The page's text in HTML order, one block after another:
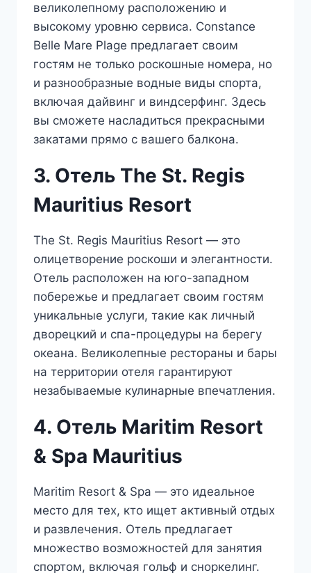
великолепному расположению и
высокому уровню сервиса. Constance
Belle Mare Plage предлагает своим
гостям не только роскошные номера, но
и разнообразные водные виды спорта,
включая дайвинг и виндсерфинг. Здесь
вы сможете насладиться прекрасными
закатами прямо с вашего балкона.
3. Отель The St. Regis
Mauritius Resort
The St. Regis Mauritius Resort — это
олицетворение роскоши и элегантности.
Отель расположен на юго-западном
побережье и предлагает своим гостям
уникальные услуги, такие как личный
дворецкий и спа-процедуры на берегу
океана. Великолепные рестораны и бары
на территории отеля гарантируют
незабываемые кулинарные впечатления.
4. Отель Maritim Resort
& Spa Mauritius
Maritim Resort & Spa — это идеальное
место для тех, кто ищет активный отдых
и развлечения. Отель предлагает
множество возможностей для занятия
спортом, включая гольф и сноркелинг.